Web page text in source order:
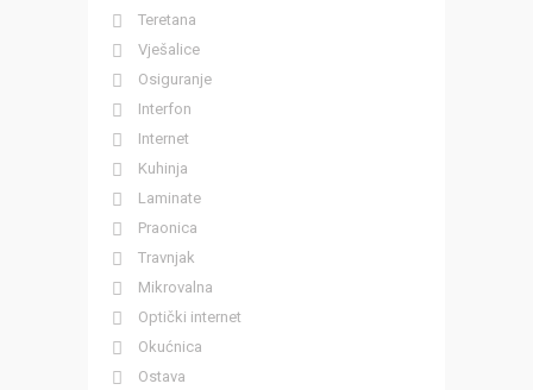
Teretana
Vješalice
Osiguranje
Interfon
Internet
Kuhinja
Laminate
Praonica
Travnjak
Mikrovalna
Optički internet
Okućnica
Ostava